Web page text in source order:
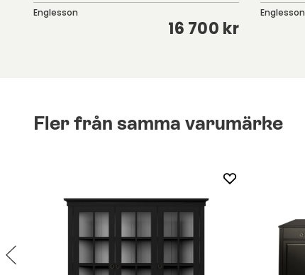
Englesson
16 700 kr
Englesson
Fler från samma varumärke